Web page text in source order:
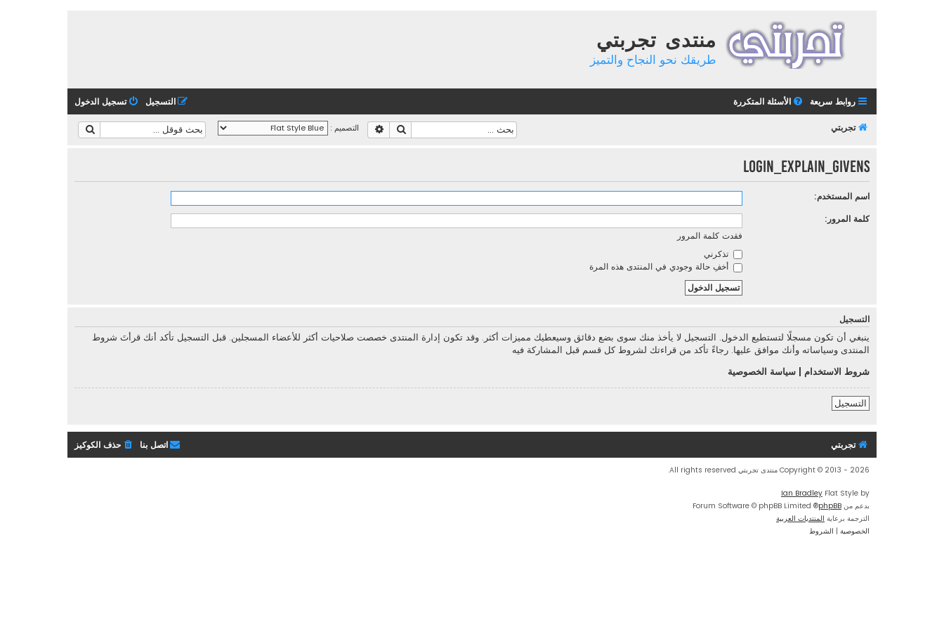
منتدى تجربتي
طريقك نحو النجاح والتميز
روابط سريعة الأسئلة المتكررة تسجيل الدخول التسجيل
تجربتي التصميم : بحث بحث متقدم
LOGIN_EXPLAIN_GIVENS
اسم المستخدم:
كلمة المرور:
فقدت كلمة المرور
تذكرني
أخفِ حالة وجودي في المنتدى هذه المرة
التسجيل
ينبغي أن تكون مسجلًا لتستطيع الدخول. التسجيل لا يأخذ منك سوى بضع دقائق وسيعطيك مميزات أكثر. وقد تكون إدارة المنتدى خصصت صلاحيات أكثر للأعضاء المسجلين. قبل التسجيل تأكد أنك قرأتَ شروط
المنتدى وسياساته وأنك موافق عليها. رجاءً تأكد من قراءتك لشروط كل قسم قبل المشاركة فيه
شروط الاستخدام
سياسة الخصوصية
التسجيل
تجربتي حذف الكوكيز اتصل بنا
Copyright © 2013 - 2026 منتدى تجربتي All rights reserved.
Flat Style by
Ian Bradley
بدعم من phpBB
® Forum Software © phpBB Limited
الترجمة برعاية المنتديات العربية
الخصوصية | الشروط